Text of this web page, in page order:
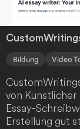
Bildung Video
von
Essay-
Erstellung gut